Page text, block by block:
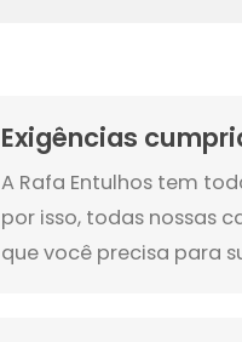
Exigências
A Rafa Entulhos tem
por isso, todas nossas
que você precisa para